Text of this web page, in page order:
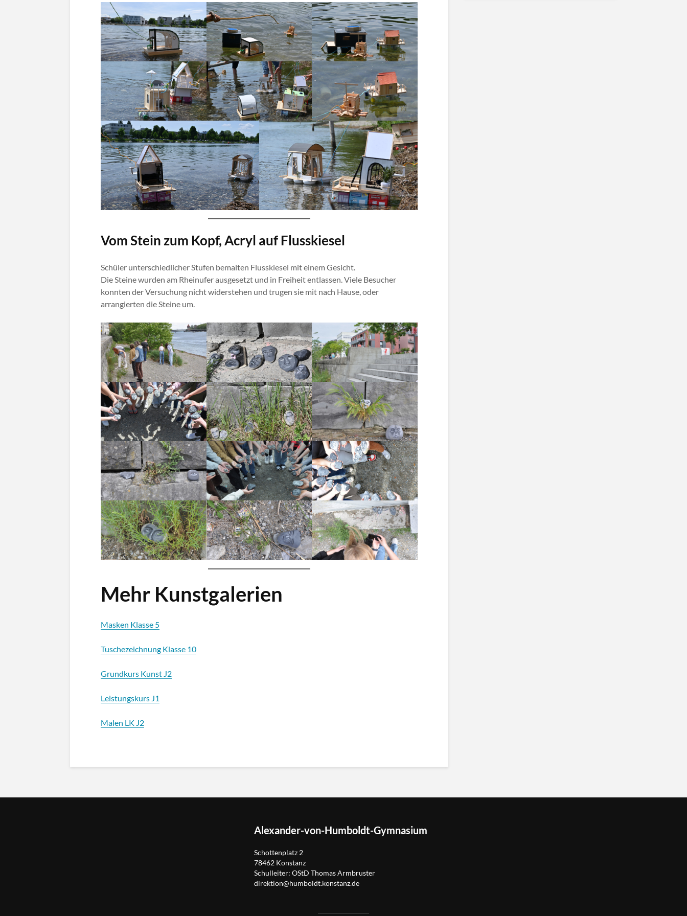
Vom Stein zum Kopf, Acryl auf Flusskiesel
Schüler unterschiedlicher Stufen bemalten Flusskiesel mit einem Gesicht.
Die Steine wurden am Rheinufer ausgesetzt und in Freiheit entlassen. Viele Besucher
konnten der Versuchung nicht widerstehen und trugen sie mit nach Hause, oder
arrangierten die Steine um.
Mehr Kunstgalerien
Masken Klasse 5
Tuschezeichnung Klasse 10
Grundkurs Kunst J2
Leistungskurs J1
Malen LK J2
Alexander-von-Humboldt-Gymnasium
Schottenplatz 2
78462 Konstanz
Schulleiter: OStD Thomas Armbruster
direktion@humboldt.konstanz.de